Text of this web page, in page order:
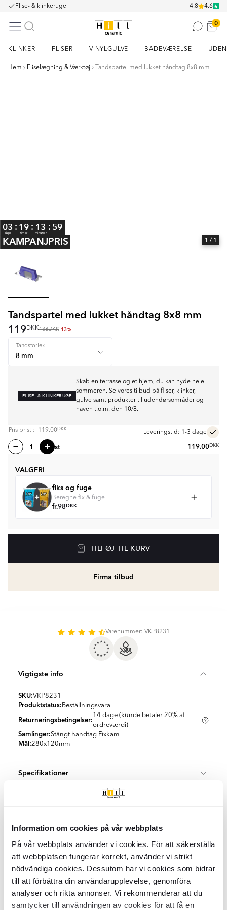
Information om cookies på vår webbplats
På vår webbplats använder vi cookies. För att säkerställa
att webbplatsen fungerar korrekt, använder vi strikt
nödvändiga cookies. Dessutom har vi cookies som bidrar
till att förbättra din användarupplevelse, genomföra
analyser och rikta annonser. Vi rekommenderar att du
samtycker till användningen av cookies för att få en
Flise- & klinkeruge 4.8 4.6
0
KLINKER FLISER VINYLGULVE BADEVÆRELSE
Hem Fliselægning & Værktøj Tandspartel med lukket håndtag 8x8 mm
03
dage
: 19
timer
: 13
minutter
: 59
KAMPANJPRIS 1 / 1
Tandspartel med lukket håndtag 8x8 mm
119DKK138DKK-13%
Tandstorlek
FLISE- & KLINKERUGE
Skab en terrasse og et hjem, du kan nyde hele
sommeren. Se vores tilbud på fliser, klinker,
gulve samt produkter til udendørsområder og
haven t.o.m. den 10/8.
Pris pr st : 119.00DKK
Leveringstid: 1-3 dage
st 119.00DKK
VALGFRI
fiks og fuge
Beregne fix & fuge
fr.98DKK
TILFØJ TIL KURV
Firma tilbud
Varenummer: VKP8231
Vigtigste info
SKU:VKP8231
Produktstatus: Beställningsvara
Returneringsbetingelser:14 dage (kunde betaler 20% af
ordreværdi)
Samlinger:Stängt handtag Fixkam
Mål:280x120mm
Specifikationer
Rustfrit Stål
Form: Rektangulær
KG per Kasse:11
KG per Palle: 224
Kvalitet og certificering
Når du handler hos Hill Ceramic, køber du certificerede
haveprodukter, der opfylder svenske standarder.
Dette produkt er af høj kvalitet og kommer fra en europæisk
producent. Vores leverandører og producenter er ISO 9001-
certificerede, hvilket betyder, at de har implementeret et
kvalitetsstyringssystem for at sikre overholdelse af love og
Klimakompenseret levering
Vi tilbyder 100 % klimakompenserede leveringer i samarbejde
med DHL og DSV i Danmark og Sverige.
Begge vores logistikpartnere arbejder aktivt for at reducere
deres miljøpåvirkning gennem elektrificering af transport, brug
Alle produkter fra kategorien "Fliselægning & Værktøj"